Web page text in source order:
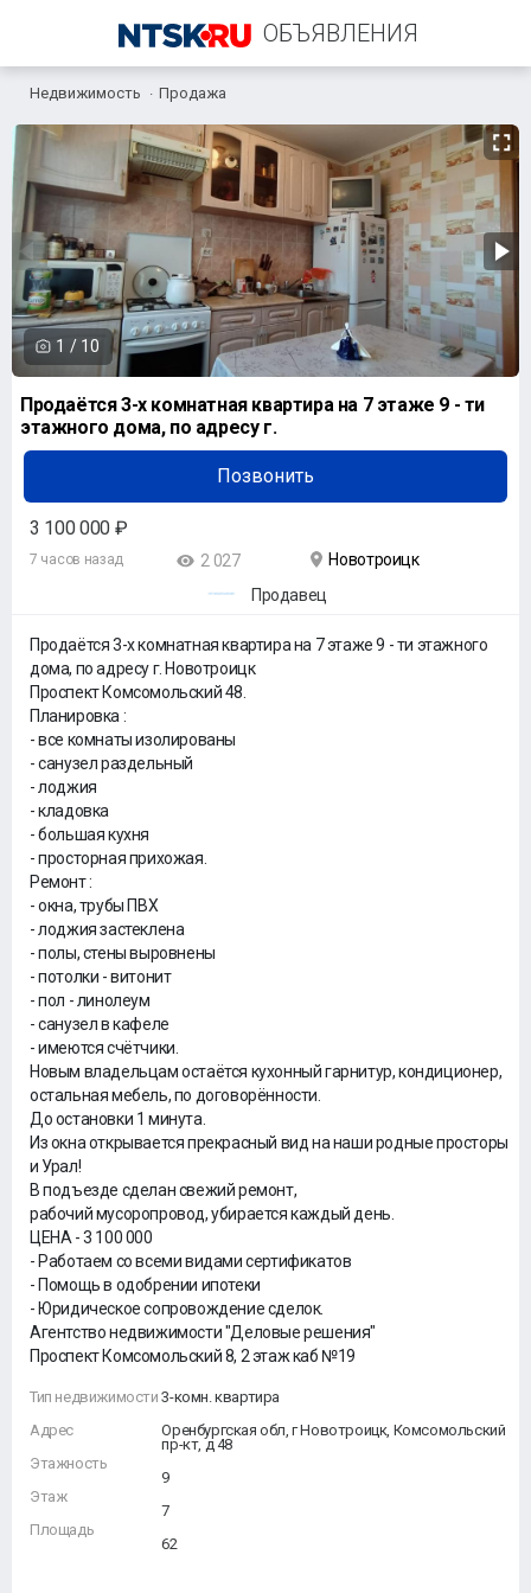
ОБЪЯВЛЕНИЯ
+7 (967) 776-99-90
Недвижимость Продажа
1 / 10
Продаётся 3-х комнатная квартира на 7 этаже 9 - ти
этажного дома, по адресу г.
Позвонить
3 100 000 ₽
7 часов назад 2 027
Новотроицк
Продавец
Продаётся 3-х комнатная квартира на 7 этаже 9 - ти этажного
дома, по адресу г. Новотроицк
Проспект Комсомольский 48.
Планировка :
- все комнаты изолированы
- санузел раздельный
- лоджия
- кладовка
- большая кухня
- просторная прихожая.
Ремонт :
- окна, трубы ПВХ
- лоджия застеклена
- полы, стены выровнены
- потолки - витонит
- пол - линолеум
- санузел в кафеле
- имеются счётчики.
Новым владельцам остаётся кухонный гарнитур, кондиционер,
остальная мебель, по договорённости.
До остановки 1 минута.
Из окна открывается прекрасный вид на наши родные просторы
и Урал!
В подъезде сделан свежий ремонт,
рабочий мусоропровод, убирается каждый день.
ЦЕНА - 3 100 000
- Работаем со всеми видами сертификатов
- Помощь в одобрении ипотеки
- Юридическое сопровождение сделок.
Агентство недвижимости "Деловые решения"
Проспект Комсомольский 8, 2 этаж каб №19
Тип недвижимости
Адрес
Этажность
Этаж
Площадь
3-комн. квартира
Оренбургская обл, г Новотроицк, Комсомольский
пр-кт, д 48
9
7
62